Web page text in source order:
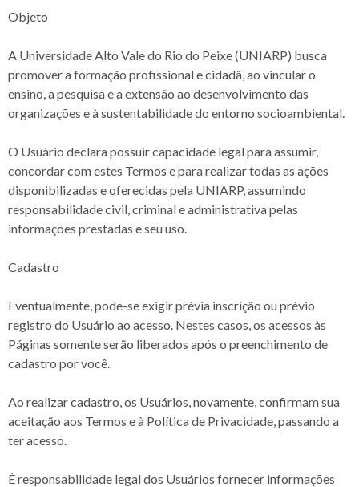
Objeto
A Universidade Alto Vale do Rio do Peixe (UNIARP) busca
promover a formação profissional e cidadã, ao vincular o
ensino, a pesquisa e a extensão ao desenvolvimento das
organizações e à sustentabilidade do entorno socioambiental.
O Usuário declara possuir capacidade legal para assumir,
concordar com estes Termos e para realizar todas as ações
disponibilizadas e oferecidas pela UNIARP, assumindo
responsabilidade civil, criminal e administrativa pelas
informações prestadas e seu uso.
Cadastro
Eventualmente, pode-se exigir prévia inscrição ou prévio
registro do Usuário ao acesso. Nestes casos, os acessos às
Páginas somente serão liberados após o preenchimento de
cadastro por você.
Ao realizar cadastro, os Usuários, novamente, confirmam sua
aceitação aos Termos e à Política de Privacidade, passando a
ter acesso.
É responsabilidade legal dos Usuários fornecer informações